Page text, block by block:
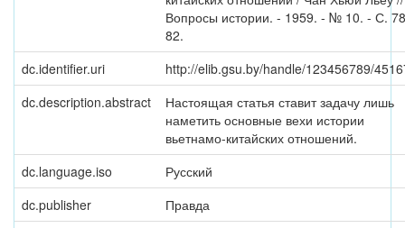
Вопросы истории. - 1959. - № 10. - С.
82.
dc.identifier.uri
http://elib.gsu.by/handle/123456789/
dc.description.abstract
Настоящая статья ставит задачу лишь
наметить основные вехи истории
вьетнамо-китайских отношений.
dc.language.iso
Русский
dc.publisher
Правда